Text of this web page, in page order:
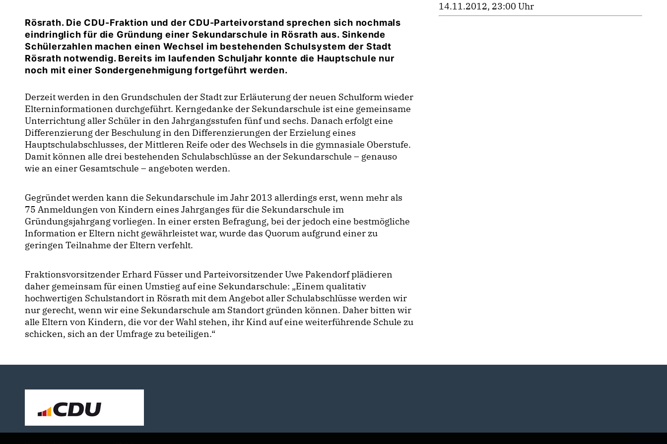
Rösrath. Die CDU-Fraktion und der CDU-Parteivorstand sprechen sich nochmals
eindringlich für die Gründung einer Sekundarschule in Rösrath aus. Sinkende
Schülerzahlen machen einen Wechsel im bestehenden Schulsystem der Stadt
Rösrath notwendig. Bereits im laufenden Schuljahr konnte die Hauptschule nur
noch mit einer Sondergenehmigung fortgeführt werden.
Derzeit werden in den Grundschulen der Stadt zur Erläuterung der neuen Schulform wieder
Elterninformationen durchgeführt. Kerngedanke der Sekundarschule ist eine gemeinsame
Unterrichtung aller Schüler in den Jahrgangsstufen fünf und sechs. Danach erfolgt eine
Differenzierung der Beschulung in den Differenzierungen der Erzielung eines
Hauptschulabschlusses, der Mittleren Reife oder des Wechsels in die gymnasiale Oberstufe.
Damit können alle drei bestehenden Schulabschlüsse an der Sekundarschule – genauso
wie an einer Gesamtschule – angeboten werden.
Gegründet werden kann die Sekundarschule im Jahr 2013 allerdings erst, wenn mehr als
75 Anmeldungen von Kindern eines Jahrganges für die Sekundarschule im
Gründungsjahrgang vorliegen. In einer ersten Befragung, bei der jedoch eine bestmögliche
Information er Eltern nicht gewährleistet war, wurde das Quorum aufgrund einer zu
geringen Teilnahme der Eltern verfehlt.
Fraktionsvorsitzender Erhard Füsser und Parteivorsitzender Uwe Pakendorf plädieren
daher gemeinsam für einen Umstieg auf eine Sekundarschule: „Einem qualitativ
hochwertigen Schulstandort in Rösrath mit dem Angebot aller Schulabschlüsse werden wir
nur gerecht, wenn wir eine Sekundarschule am Standort gründen können. Daher bitten wir
alle Eltern von Kindern, die vor der Wahl stehen, ihr Kind auf eine weiterführende Schule zu
schicken, sich an der Umfrage zu beteiligen.“
14.11.2012, 23:00 Uhr